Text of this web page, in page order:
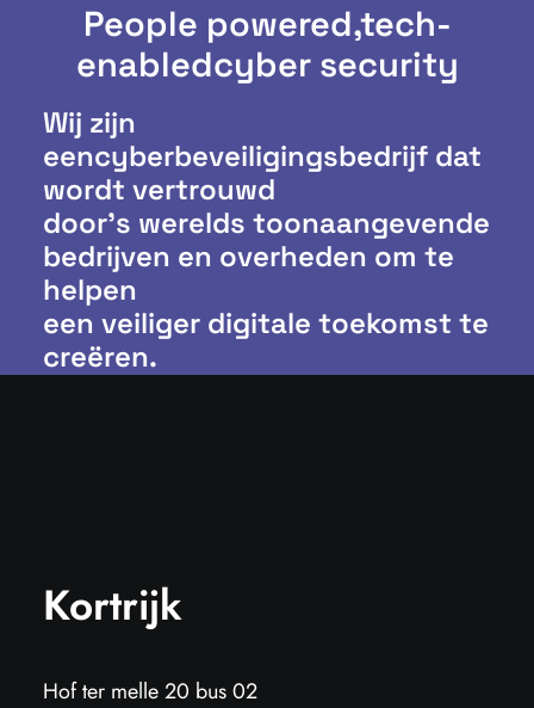
People powered,tech-
enabledcyber security
Wij zijn
eencyberbeveiligingsbedrijf dat
wordt vertrouwd
door’s werelds toonaangevende
bedrijven en overheden om te
helpen
een veiliger digitale toekomst te
creëren.
Kortrijk
Hof ter melle 20 bus 02